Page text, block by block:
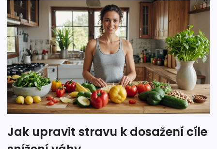
Jak upravit stravu k dosažení cíle